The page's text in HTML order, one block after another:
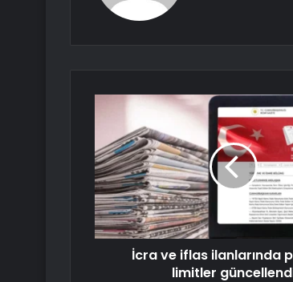
İcra ve iflas ilanlarında
limitler